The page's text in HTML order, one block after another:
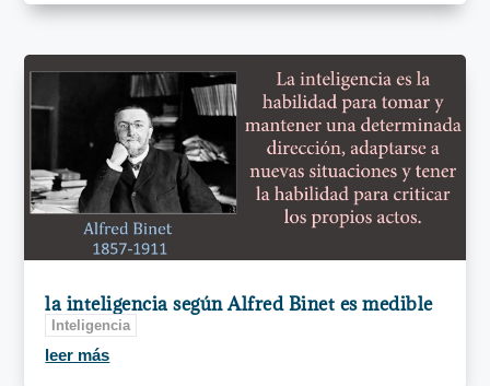
la inteligencia según Alfred Binet es medible
Inteligencia
leer más